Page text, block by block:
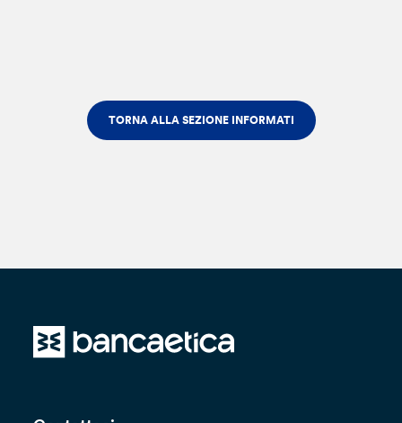
TORNA ALLA SEZIONE INFORMATI